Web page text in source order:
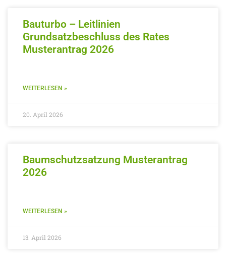
Bauturbo – Leitlinien
Grundsatzbeschluss des Rates
Musterantrag 2026
WEITERLESEN »
20. April 2026
Baumschutzsatzung Musterantrag
2026
WEITERLESEN »
13. April 2026